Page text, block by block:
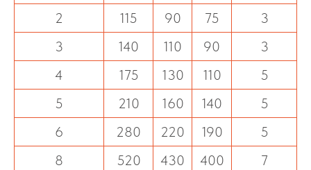
2 115 90 75
3
3
140 110 90
3
4
175 130 110
5
5
210 160 140
5
6
280 220 190
5
8
520 430 400
7